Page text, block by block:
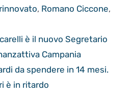
rinnovato, Romano Ciccone,
è il nuovo Segretario
Campania
da spendere in 14 mesi.
è in ritardo